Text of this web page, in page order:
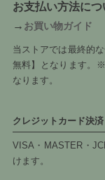
お支払い方法につ
→ お買い物ガイド
当ストアでは最終的
無料】となります。
なります。
クレジットカード決済
VISA・MASTER・
けます。